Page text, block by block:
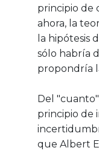
principio de
ahora, la
la hipótesis
sólo habría
propondría
Del
principio de
que Albert